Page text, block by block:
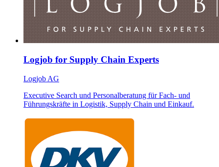
Logjob for Supply Chain Experts
Logjob AG
Executive Search und Personalberatung für Fach- und
Führungskräfte in Logistik, Supply Chain und Einkauf.